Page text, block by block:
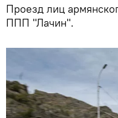
Проезд лиц
ППП "Лачин".